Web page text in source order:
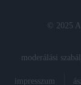
© 2025
moderálási
impresszum